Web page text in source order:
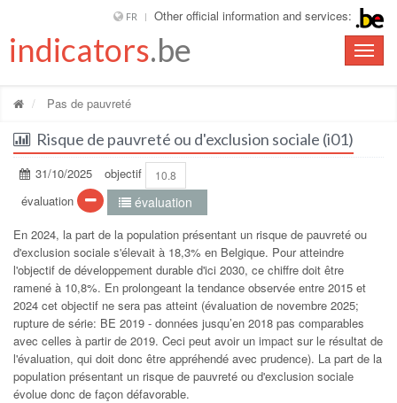
FR Other official information and services:
Toggle
indicators.be
Pas de pauvreté
Risque de pauvreté ou d'exclusion sociale (i01)
31/10/2025 objectif 10.8
évaluation évaluation
En 2024, la part de la population présentant un risque de pauvreté ou
d'exclusion sociale s'élevait à 18,3% en Belgique. Pour atteindre
l'objectif de développement durable d'ici 2030, ce chiffre doit être
ramené à 10,8%. En prolongeant la tendance observée entre 2015 et
2024 cet objectif ne sera pas atteint (évaluation de novembre 2025;
rupture de série: BE 2019 - données jusqu’en 2018 pas comparables
avec celles à partir de 2019. Ceci peut avoir un impact sur le résultat de
l'évaluation, qui doit donc être appréhendé avec prudence). La part de la
population présentant un risque de pauvreté ou d'exclusion sociale
évolue donc de façon défavorable.